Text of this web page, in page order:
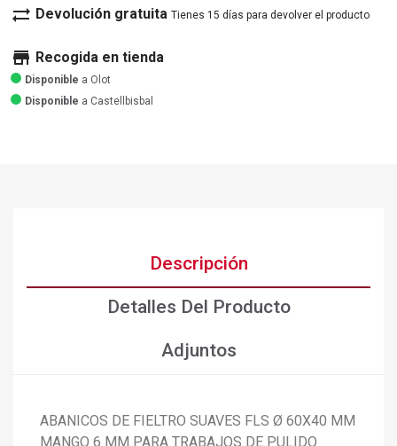
sync_alt Devolución gratuita Tienes 15 días para devolver el producto
store Recogida en tienda
Disponible a Olot
Disponible a Castellbisbal
Descripción
Detalles Del Producto
Adjuntos
ABANICOS DE FIELTRO SUAVES FLS Ø 60X40 MM
MANGO 6 MM PARA TRABAJOS DE PULIDO